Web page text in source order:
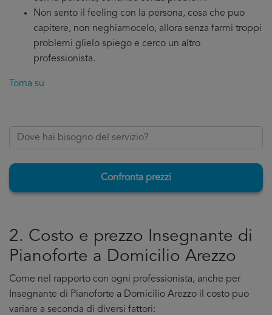
Non sento il feeling con la persona, cosa che puo
capitere, non neghiamocelo, allora senza farmi troppi
problemi glielo spiego e cerco un altro
professionista.
Torna su
Confronta prezzi
2. Costo e prezzo Insegnante di
Pianoforte a Domicilio Arezzo
Come nel rapporto con ogni professionista, anche per
Insegnante di Pianoforte a Domicilio Arezzo il costo puo
variare a seconda di diversi fattori: